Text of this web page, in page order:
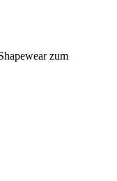
zum